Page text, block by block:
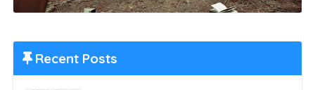
Recent Posts